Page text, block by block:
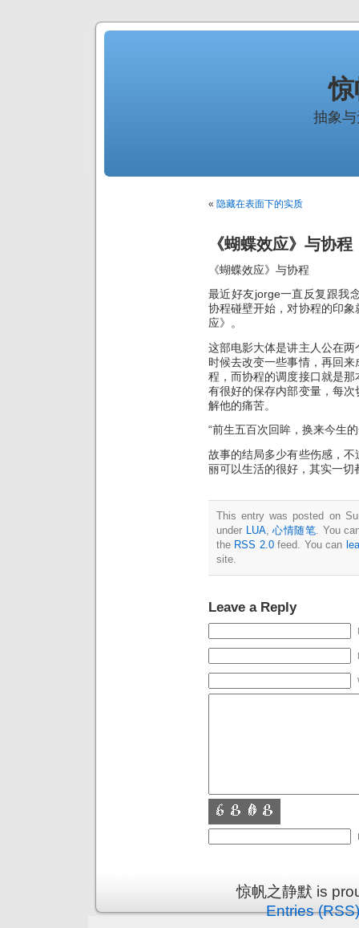
抽象
« 隐藏在表面下的实质
《蝴蝶效应》与协程
《蝴蝶效应》与协程
最近好友jorge一直反复跟我
协程碰壁开始，对协程的印
应》。
这部电影大体是讲主人公在
时候去改变一些事情，再回
程，而协程的调度接口就是
有很好的保存内部变量，每
解他的痛苦。
“前生五百次回眸，换来今生
故事的结局多少有些伤感，
丽可以生活的很好，其实一切
This entry was posted on
under
LUA,心情随笔 . You
the RSS 2.0feed. You can
site.
Leave a Reply
惊帆之静默 is
Entries (RSS)